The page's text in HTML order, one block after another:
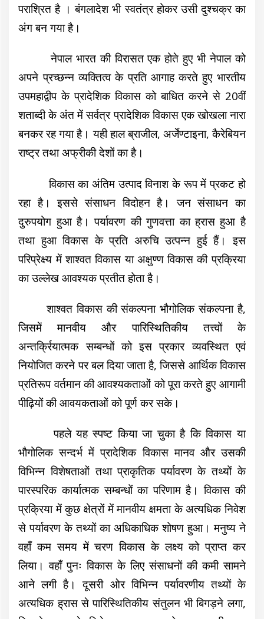
पराश्रित है । बंगलादेश भी स्वतंत्र होकर उसी दुश्चक्र का
अंग बन गया है।
नेपाल भारत की विरासत एक होते हुए भी नेपाल को
अपने प्रच्छन्न व्यक्तित्व के प्रति आगाह करते हुए भारतीय
उपमहाद्वीप के प्रादेशिक विकास को बाधित करने से 20वीं
शताब्दी के अंत में सर्वत्र प्रादेशिक विकास एक खोखला नारा
बनकर रह गया है। यही हाल ब्राजील, अर्जेण्टाइना, कैरेबियन
राष्ट्र तथा अफ्रीकी देशों का है।
विकास का अंतिम उत्पाद विनाश के रूप में प्रकट हो
रहा है। इससे संसाधन विदोहन है। जन संसाधन का
दुरुपयोग हुआ है। पर्यावरण की गुणवत्ता का ह्रास हुआ है
तथा हुआ विकास के प्रति अरुचि उत्पन्न हुई हैं। इस
परिप्रेक्ष्य में शाश्वत विकास या अक्षुण्ण विकास की प्रक्रिया
का उल्लेख आवश्यक प्रतीत होता है।
शाश्वत विकास की संकल्पना भौगोलिक संकल्पना है,
जिसमें मानवीय और पारिस्थितिकीय तत्त्वों के
अन्तर्क्रियात्मक सम्बन्धों को इस प्रकार व्यवस्थित एवं
नियोजित करने पर बल दिया जाता है, जिससे आर्थिक विकास
प्रतिरूप वर्तमान की आवश्यकताओं को पूरा करते हुए आगामी
पीढ़ियों की आवयकताओं को पूर्ण कर सके।
पहले यह स्पष्ट किया जा चुका है कि विकास या
भौगोलिक सन्दर्भ में प्रादेशिक विकास मानव और उसकी
विभिन्न विशेषताओं तथा प्राकृतिक पर्यावरण के तथ्यों के
पारस्परिक कार्यात्मक सम्बन्धों का परिणाम है। विकास की
प्रक्रिया में कुछ क्षेत्रों में मानवीय क्षमता के अत्यधिक निवेश
से पर्यावरण के तथ्यों का अधिकाधिक शोषण हुआ। मनुष्य ने
वहाँ कम समय में चरण विकास के लक्ष्य को प्राप्त कर
लिया। वहाँ पुनः विकास के लिए संसाधनों की कमी सामने
आने लगी है। दूसरी ओर विभिन्न पर्यावरणीय तथ्यों के
अत्यधिक ह्रास से पारिस्थितिकीय संतुलन भी बिगड़ने लगा,